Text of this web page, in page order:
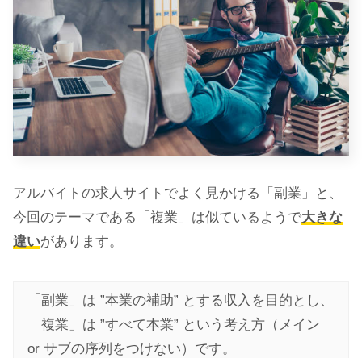
アルバイトの求人サイトでよく見かける「副業」と、
今回のテーマである「複業」は似ているようで大きな
違いがあります。
「副業」は ”本業の補助” とする収入を目的とし、
「複業」は ”すべて本業” という考え方（メイン
or サブの序列をつけない）です。